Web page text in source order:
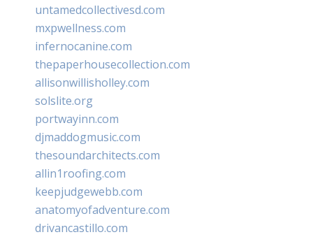
untamedcollectivesd.com
mxpwellness.com
infernocanine.com
thepaperhousecollection.com
allisonwillisholley.com
solslite.org
portwayinn.com
djmaddogmusic.com
thesoundarchitects.com
allin1roofing.com
keepjudgewebb.com
anatomyofadventure.com
drivancastillo.com